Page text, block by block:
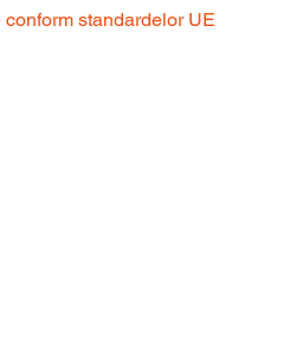
alege produsul potrivit nevoilor
conform standardelor UE